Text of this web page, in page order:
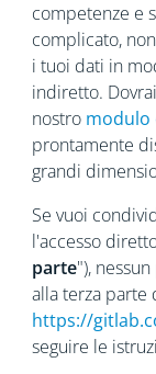
competenze e
complicato,
i tuoi dati in
indiretto.
nostro modulo
prontamente
grandi
Se vuoi
l'accesso
parte"),
alla terza parte
https://
seguire le